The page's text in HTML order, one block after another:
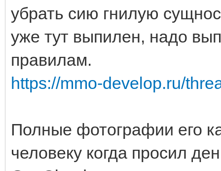
убрать сию гнилую
уже тут выпилен, надо
правилам.
https://mmo-develop.ru/
Полные фотографии его
человеку когда просил